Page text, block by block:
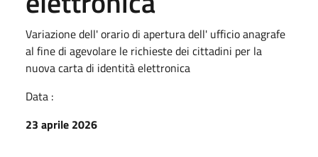
Variazione dell' orario di apertura dell' ufficio anagrafe
al fine di agevolare le richieste dei cittadini per la
nuova carta di identità elettronica
Data :
23 aprile 2026